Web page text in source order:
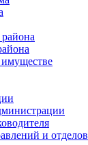
и отделов